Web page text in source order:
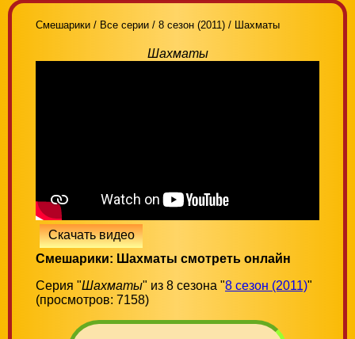
Смешарики / Все серии / 8 сезон (2011) / Шахматы
Шахматы
Скачать видео
Смешарики: Шахматы смотреть онлайн
Серия "Шахматы" из 8 сезона "8 сезон (2011)"
(просмотров: 7158)